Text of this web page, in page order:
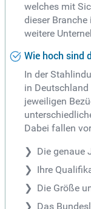
welches mit
dieser
weitere
Wie hoch sind
In der
in
jeweiligen
Dabei fallen
Die genaue
Ihre
Die Größe
Das